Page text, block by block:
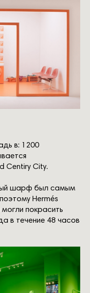
в: 1200
Centiry City.
шарф был самым
Hermés
покрасить
в течение 48 часов